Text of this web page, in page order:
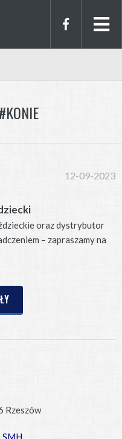
12-09-2023
oraz dystrybutor
– zapraszamy na
Rzeszów